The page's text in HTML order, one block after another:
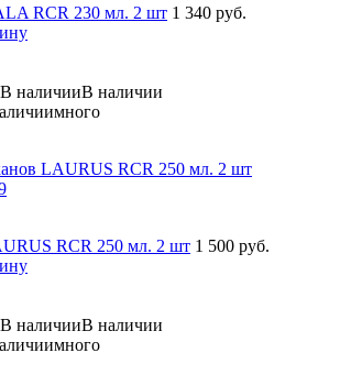
RCR 230 мл. 2 шт 1 340 руб.
В наличии
много
RCR 250 мл. 2 шт 1 500 руб.
В наличии
много